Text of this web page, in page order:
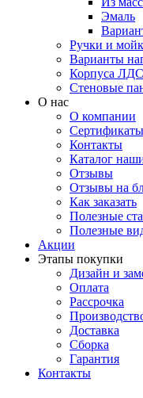
Эмаль
Ручки и
Варианты
Корпуса
Стеновые
О нас
О компании
Сертификаты
Контакты
Каталог
Отзывы
Отзывы на
Как заказать
Полезные
Полезные
Акции
Этапы покупки
Дизайн и
Оплата
Рассрочка
Доставка
Сборка
Гарантия
Контакты